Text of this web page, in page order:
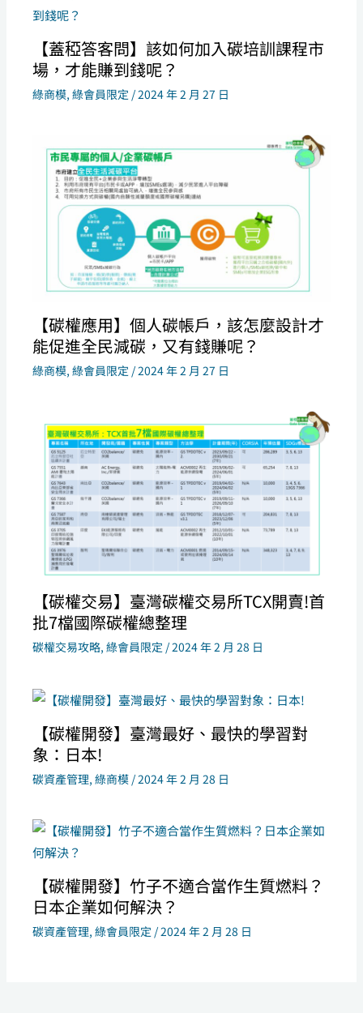
【蓋稏答客問】該如何加入碳培訓課程市
場，才能賺到錢呢？
綠商模,綠會員限定 /2024 年 2 月 27 日
【碳權應用】個人碳帳戶，該怎麼設計才
能促進全民減碳，又有錢賺呢？
綠商模,綠會員限定 /2024 年 2 月 27 日
【碳權交易】臺灣碳權交易所TCX開賣!首
批7檔國際碳權總整理
碳權交易攻略,綠會員限定 /2024 年 2 月 28 日
【碳權開發】臺灣最好、最快的學習對
象：日本!
碳資產管理,綠商模 /2024 年 2 月 28 日
【碳權開發】竹子不適合當作生質燃料？
日本企業如何解決？
碳資產管理,綠會員限定 /2024 年 2 月 28 日